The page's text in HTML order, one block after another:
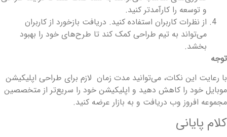
و توسعه را کارآمدتر کنید.
از نظرات کاربران استفاده کنید. دریافت بازخورد از کاربران
می‌تواند به تیم طراحی کمک کند تا طرح‌های خود را بهبود
بخشد.
توجه
با رعایت این نکات، می‌توانید مدت زمان لازم برای طراحی اپلیکیشن
موبایل خود را کاهش دهید و اپلیکیشن خود را سریع‌تر از متخصصین
مجموعه افروز وب دریافت و به بازار عرضه کنید.
کلام پایانی